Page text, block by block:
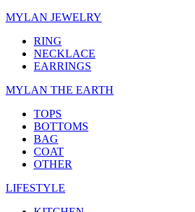
MYLAN JEWELRY
RING
NECKLACE
EARRINGS
MYLAN THE EARTH
TOPS
BOTTOMS
BAG
COAT
OTHER
LIFESTYLE